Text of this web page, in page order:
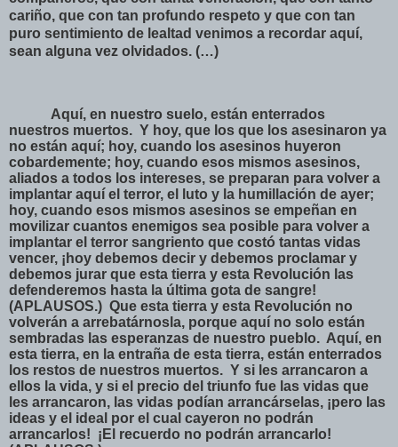
cariño, que con tan profundo respeto y que con tan
puro sentimiento de lealtad venimos a recordar aquí,
sean alguna vez olvidados. (…)
Aquí, en nuestro suelo, están enterrados
nuestros muertos. Y hoy, que los que los asesinaron ya
no están aquí; hoy, cuando los asesinos huyeron
cobardemente; hoy, cuando esos mismos asesinos,
aliados a todos los intereses, se preparan para volver a
implantar aquí el terror, el luto y la humillación de ayer;
hoy, cuando esos mismos asesinos se empeñan en
movilizar cuantos enemigos sea posible para volver a
implantar el terror sangriento que costó tantas vidas
vencer, ¡hoy debemos decir y debemos proclamar y
debemos jurar que esta tierra y esta Revolución las
defenderemos hasta la última gota de sangre!
(APLAUSOS.) Que esta tierra y esta Revolución no
volverán a arrebatárnosla, porque aquí no solo están
sembradas las esperanzas de nuestro pueblo. Aquí, en
esta tierra, en la entraña de esta tierra, están enterrados
los restos de nuestros muertos. Y si les arrancaron a
ellos la vida, y si el precio del triunfo fue las vidas que
les arrancaron, las vidas podían arrancárselas, ¡pero las
ideas y el ideal por el cual cayeron no podrán
arrancarlos! ¡El recuerdo no podrán arrancarlo!